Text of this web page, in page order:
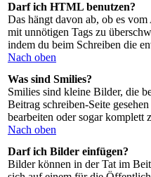
Darf ich HTML benutzen?
Das hängt davon ab, ob es
mit unnötigen Tags zu
indem du beim Schreiben die
Nach oben
Was sind Smilies?
Smilies sind kleine Bilder, die
Beitrag schreiben-Seite
bearbeiten oder sogar komplett
Nach oben
Darf ich Bilder einfügen?
Bilder können in der Tat im